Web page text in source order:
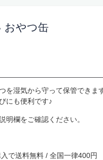
おやつ缶
を湿気から守って保管できま
にも便利です♪
明欄をご確認ください。
で送料無料 / 全国一律400円